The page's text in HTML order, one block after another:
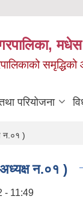
समृद्धिको
परियोजना
न.०१ )
न.०१ )
- 11:49